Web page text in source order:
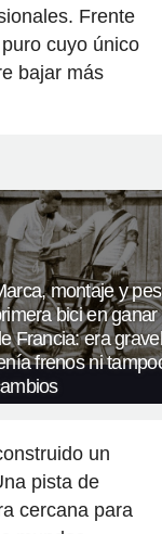
Frente
cuyo único
bajar más
montaje y
bici en ganar
Francia: era
frenos ni
un
pista de
cercana para